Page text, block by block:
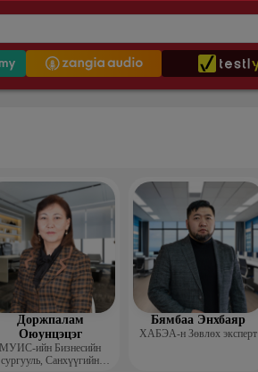
Доржпалам
Оюунцэцэг
МУИС-ийн Бизнесийн
сургууль, Санхүүгийн
Бямбаа Энхбаяр
ХАБЭА-н Зөвлөх эксперт